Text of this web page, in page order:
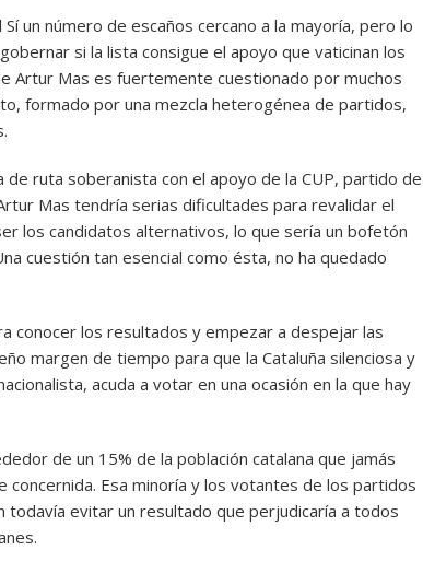
un número de escaños cercano a la mayoría, pero lo
si la lista consigue el apoyo que vaticinan los
Artur Mas es fuertemente cuestionado por muchos
formado por una mezcla heterogénea de partidos,
de ruta soberanista con el apoyo de la CUP, partido de
Mas tendría serias dificultades para revalidar el
los candidatos alternativos, lo que sería un bofetón
cuestión tan esencial como ésta, no ha quedado
conocer los resultados y empezar a despejar las
margen de tiempo para que la Cataluña silenciosa y
acuda a votar en una ocasión en la que hay
de un 15% de la población catalana que jamás
concernida. Esa minoría y los votantes de los partidos
todavía evitar un resultado que perjudicaría a todos